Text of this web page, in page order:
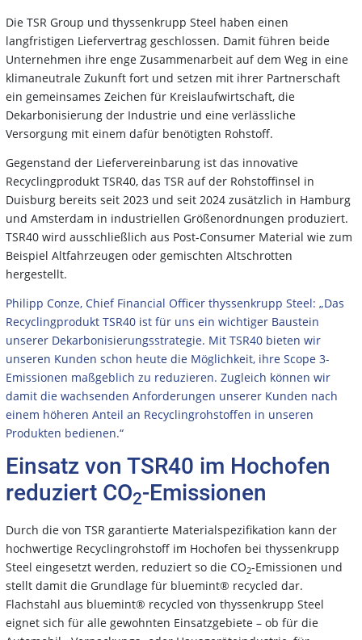
Die TSR Group und thyssenkrupp Steel haben einen
langfristigen Liefervertrag geschlossen. Damit führen beide
Unternehmen ihre enge Zusammenarbeit auf dem Weg in eine
klimaneutrale Zukunft fort und setzen mit ihrer Partnerschaft
ein gemeinsames Zeichen für Kreislaufwirtschaft, die
Dekarbonisierung der Industrie und eine verlässliche
Versorgung mit einem dafür benötigten Rohstoff.
Gegenstand der Liefervereinbarung ist das innovative
Recyclingprodukt TSR40, das TSR auf der Rohstoffinsel in
Duisburg bereits seit 2023 und seit 2024 zusätzlich in Hamburg
und Amsterdam in industriellen Größenordnungen produziert.
TSR40 wird ausschließlich aus Post-Consumer Material wie zum
Beispiel Altfahrzeugen oder gemischten Altschrotten
hergestellt.
Philipp Conze, Chief Financial Officer thyssenkrupp Steel: „Das
Recyclingprodukt TSR40 ist für uns ein wichtiger Baustein
unserer Dekarbonisierungsstrategie. Mit TSR40 bieten wir
unseren Kunden schon heute die Möglichkeit, ihre Scope 3-
Emissionen maßgeblich zu reduzieren. Zugleich können wir
damit die wachsenden Anforderungen unserer Kunden nach
einem höheren Anteil an Recyclingrohstoffen in unseren
Produkten bedienen.“
Einsatz von TSR40 im Hochofen
reduziert CO2-Emissionen
Durch die von TSR garantierte Materialspezifikation kann der
hochwertige Recyclingrohstoff im Hochofen bei thyssenkrupp
Steel eingesetzt werden, reduziert so die CO2-Emissionen und
stellt damit die Grundlage für bluemint® recycled dar.
Flachstahl aus bluemint® recycled von thyssenkrupp Steel
eignet sich für alle gewohnten Einsatzgebiete – ob für die